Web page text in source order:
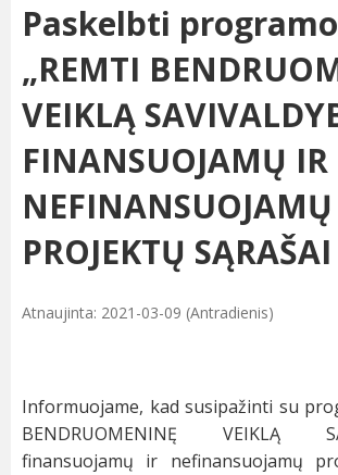
Paskelbti
„REMTI
VEIKLĄ
FINANSUOJAMŲ IR
NEFINANSUOJAMŲ
PROJEKTŲ SĄRAŠAI
Atnaujinta: 2021-03-09 (Antradienis)
Informuojame, kad susipažinti su
BENDRUOMENINĘ VEIKLĄ
finansuojamų ir nefinansuojamų